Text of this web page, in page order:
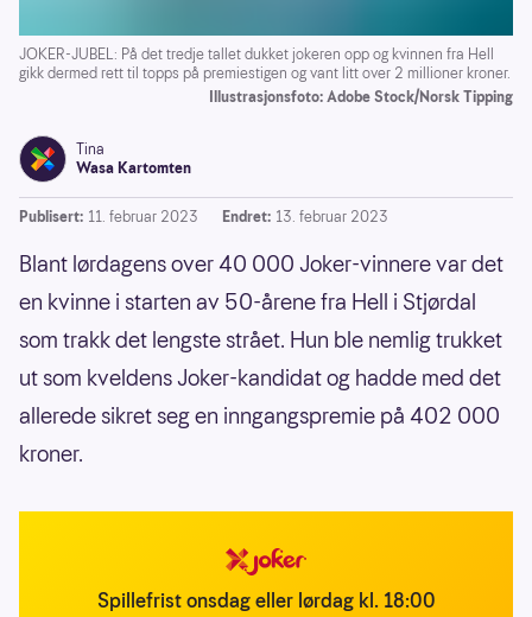
JOKER-JUBEL: På det tredje tallet dukket jokeren opp og kvinnen fra Hell
gikk dermed rett til topps på premiestigen og vant litt over 2 millioner kroner.
Illustrasjonsfoto: Adobe Stock/Norsk Tipping
Tina
Wasa Kartomten
Publisert: 11. februar 2023 Endret: 13. februar 2023
Blant lørdagens over 40 000 Joker-vinnere var det
en kvinne i starten av 50-årene fra Hell i Stjørdal
som trakk det lengste strået. Hun ble nemlig trukket
ut som kveldens Joker-kandidat og hadde med det
allerede sikret seg en inngangspremie på 402 000
kroner.
Spillefrist onsdag eller lørdag kl. 18:00